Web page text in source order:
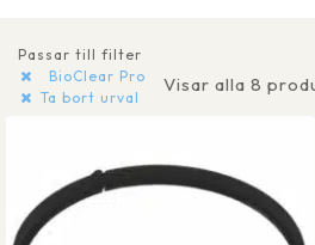
Passar till filter
BioClear Pro
Ta bort urval
Visar alla 8